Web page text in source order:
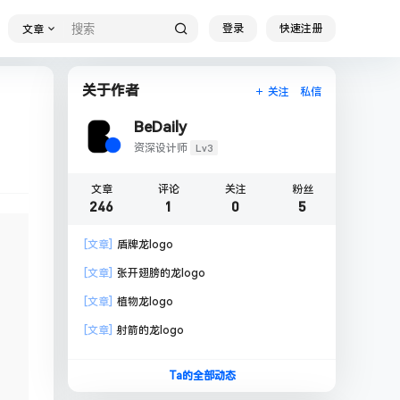
文章 登录 快速注册
关于作者 关注 私信
BeDaily
资深设计师 Lv3
文章
246
评论
1
关注
0
粉丝
5
[文章] 盾牌龙logo
[文章] 张开翅膀的龙logo
[文章] 植物龙logo
[文章] 射箭的龙logo
Ta的全部动态